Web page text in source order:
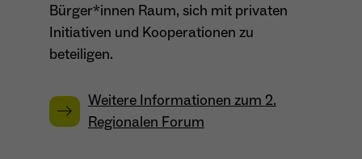
Anbieter Sgalinski
Zweck
Benutzers für Cookies auf der aktuellen
Domäne.
Name MATOMO_SESSID
Laufzeit Sitzung
Bürger*innen Raum, sich mit privaten
Initiativen und Kooperationen zu
beteiligen.
Weitere Informationen zum 2.
Regionalen Forum